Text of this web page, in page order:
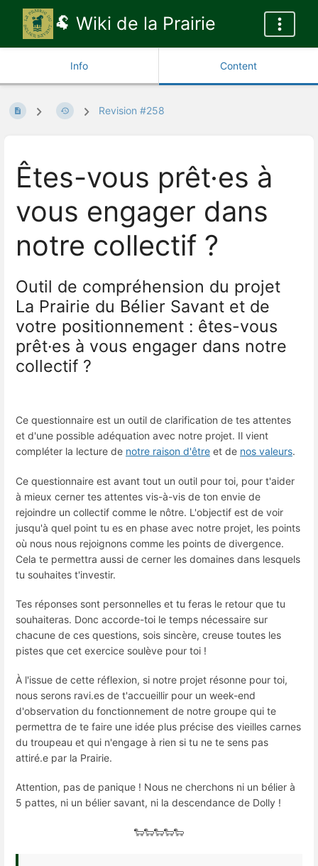
🐏 Wiki de la Prairie
Info Content
Revision #258
Êtes-vous prêt·es à
vous engager dans
notre collectif ?
Outil de compréhension du projet
La Prairie du Bélier Savant et de
votre positionnement : êtes-vous
prêt·es à vous engager dans notre
collectif ?
Ce questionnaire est un outil de clarification de tes attentes
et d'une possible adéquation avec notre projet. Il vient
compléter la lecture de notre raison d'être et de nos valeurs.
Ce questionnaire est avant tout un outil pour toi, pour t'aider
à mieux cerner tes attentes vis-à-vis de ton envie de
rejoindre un collectif comme le nôtre. L'objectif est de voir
jusqu'à quel point tu es en phase avec notre projet, les points
où nous nous rejoignons comme les points de divergence.
Cela te permettra aussi de cerner les domaines dans lesquels
tu souhaites t'investir.
Tes réponses sont personnelles et tu feras le retour que tu
souhaiteras.​ Donc accorde-toi le temps nécessaire sur
chacune de ces questions, sois sincère, creuse toutes les
pistes que cet exercice soulève pour toi !​
À l'issue de cette réflexion, si notre projet résonne pour toi,
nous serons ravi.es de t'accueillir pour un week-end
d'observation du fonctionnement de notre groupe qui te
permettra de te faire une idée plus précise des vieilles carnes
du troupeau et qui n'engage à rien si tu ne te sens pas
attiré.e par la Prairie.
Attention, pas de panique ! Nous ne cherchons ni un bélier à
5 pattes, ni un bélier savant, ni la descendance de Dolly !​
🐑🐑🐑🐑🐑